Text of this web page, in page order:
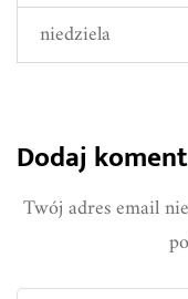
niedziela
Dodaj
Twój adres email